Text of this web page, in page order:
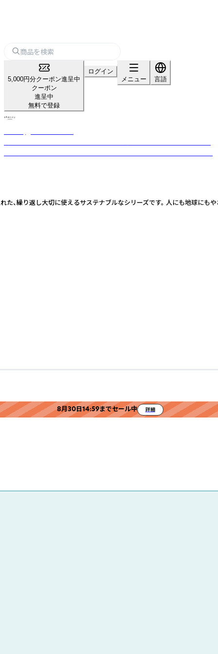
5,000円分クーポン進呈中
クーポン
進呈中
無料で登録
ログイン
メニュー
言語
、繰り返し大切に使えるサステナブルなシリーズです。 人にも
8月30日14:59までセール中 詳細